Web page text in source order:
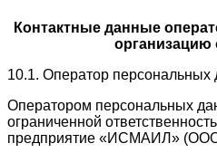
Контактные данные
организацию
10.1. Оператор персональных
Оператором персональных
ограниченной
предприятие «ИСМАИЛ»